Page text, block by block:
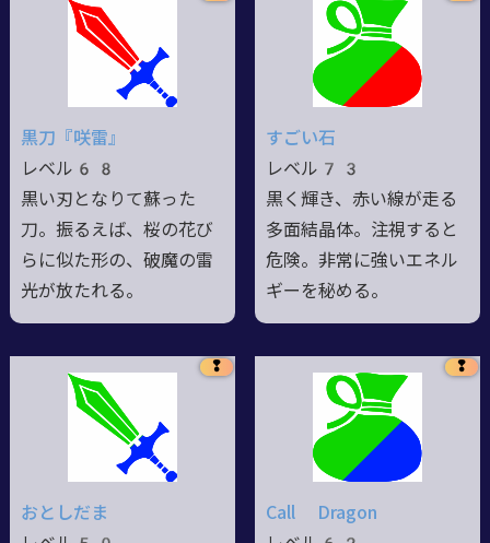
黒刀『咲雷』
レベル68
黒い刃となりて蘇った
刀。振るえば、桜の花び
らに似た形の、破魔の雷
光が放たれる。
すごい石
レベル73
黒く輝き、赤い線が走る
多面結晶体。注視すると
危険。非常に強いエネル
ギーを秘める。
❢
おとしだま
❢
Call Dragon